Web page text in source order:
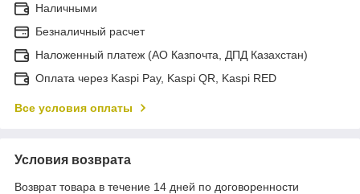
Наличными
Безналичный расчет
Наложенный платеж (АО Казпочта, ДПД Казахстан)
Оплата через Kaspi Pay, Kaspi QR, Kaspi RED
Все условия оплаты
Условия возврата
Возврат товара в течение 14 дней по договоренности